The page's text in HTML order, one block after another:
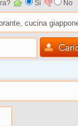
Si No